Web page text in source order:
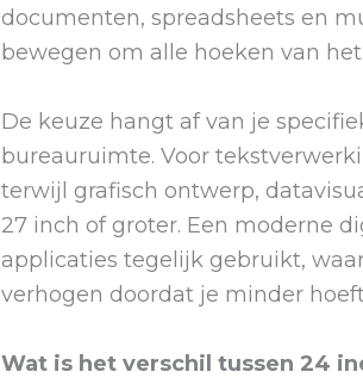
documenten, spreadsheets en
bewegen om alle hoeken van
De keuze hangt af van je
bureauruimte. Voor
terwijl grafisch ontwerp,
27 inch of groter. Een moderne
applicaties tegelijk gebruikt,
verhogen doordat je minder
Wat is het verschil tussen 24